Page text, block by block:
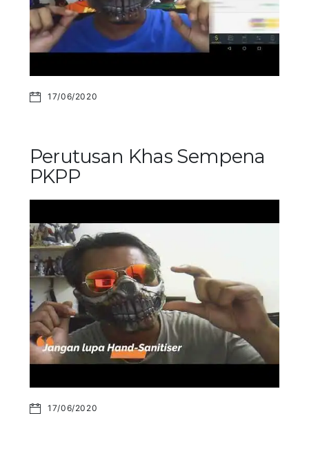
17/06/2020
Perutusan Khas Sempena
PKPP
17/06/2020